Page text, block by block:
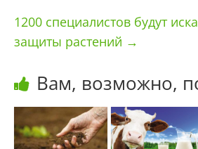
1200 специалистов будут
защиты растений →
Вам, возможно,